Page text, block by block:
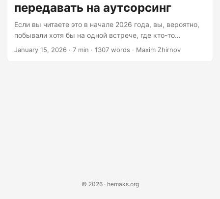
передавать на аутсорсинг
Если вы читаете это в начале 2026 года, вы, вероятно,
побывали хотя бы на одной встрече, где кто-то
произносил фразу «должны ли мы создать это или
January 15, 2026 · 7 min · 1307 words · Maxim Zhirnov
© 2026 · hemaks.org